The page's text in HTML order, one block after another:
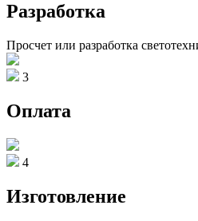
Разработка
Просчет или разработка
3
Оплата
4
Изготовление